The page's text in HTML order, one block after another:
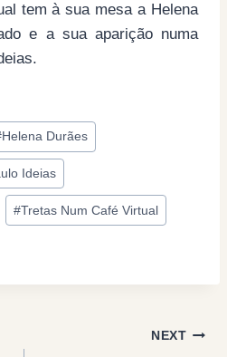
tem à sua mesa a Helena
e a sua aparição numa
Helena Durães
Ideias
#Tretas Num Café Virtual
NEXT